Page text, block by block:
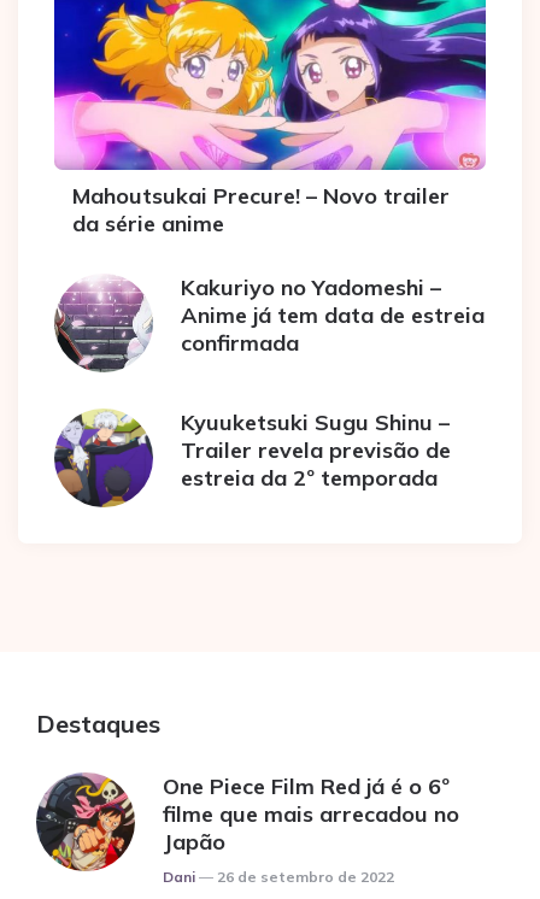
Mahoutsukai Precure! – Novo trailer
da série anime
Kakuriyo no Yadomeshi –
Anime já tem data de estreia
confirmada
Kyuuketsuki Sugu Shinu –
Trailer revela previsão de
estreia da 2º temporada
Destaques
One Piece Film Red já é o 6º
filme que mais arrecadou no
Japão
Posted
Dani 26 de setembro de 2022